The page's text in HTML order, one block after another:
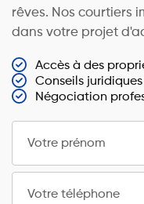
rêves. Nos courtiers
dans votre projet
Accès à des
Conseils
Négociation
Votre prénom
Votre téléphone